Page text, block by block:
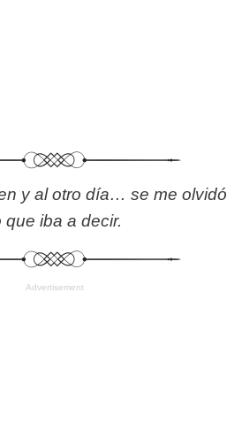
y al otro día… se me olvidó
que iba a decir.
Advertisement